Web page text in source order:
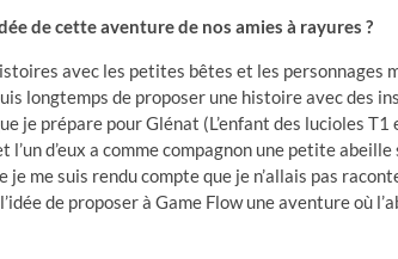
de cette aventure de nos amies à rayures ?
avec les petites bêtes et les personnages
longtemps de proposer une histoire avec des
je prépare pour Glénat (L’enfant des lucioles T1
l’un d’eux a comme compagnon une petite
me suis rendu compte que je n’allais pas
de proposer à Game Flow une aventure où